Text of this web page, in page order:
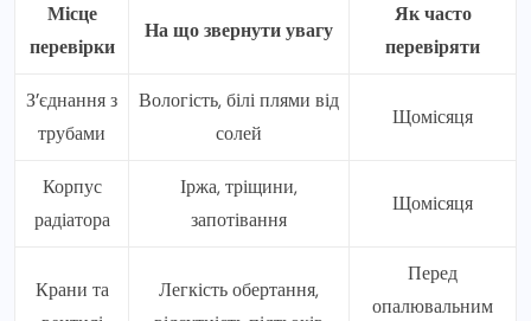
Місце
перевірки
На що звернути увагу
Як часто
перевіряти
З’єднання з
трубами
Вологість, білі плями від
солей
Щомісяця
Корпус
радіатора
Іржа, тріщини,
запотівання
Щомісяця
Крани та
Легкість обертання,
Перед
опалювальним